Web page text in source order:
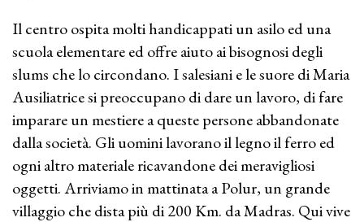
Il centro ospita molti handicappati un asilo ed una
scuola elementare ed offre aiuto ai bisognosi degli
slums che lo circondano. I salesiani e le suore di Maria
Ausiliatrice si preoccupano di dare un lavoro, di fare
imparare un mestiere a queste persone abbandonate
dalla società. Gli uomini lavorano il legno il ferro ed
ogni altro materiale ricavandone dei meravigliosi
oggetti. Arriviamo in mattinata a Polur, un grande
villaggio che dista più di 200 Km. da Madras. Qui vive